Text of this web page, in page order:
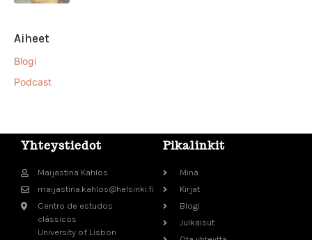
Aiheet
Blogi
Podcast
Yhteystiedot
Maijastina Kahlos
maijastina.kahlos@helsinki.fi
Centro de estudos
clássicos
University of Lisbon
Pikalinkit
Minä
Kirjat
Blogi
Julkaisut